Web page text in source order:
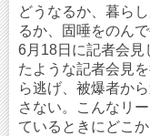
どうなるか、暮ら
るか、固唾をのん
6月18日に記者会見
たような記者会見
ら逃げ、被爆者か
さない。こんなリ
ているときにどこ